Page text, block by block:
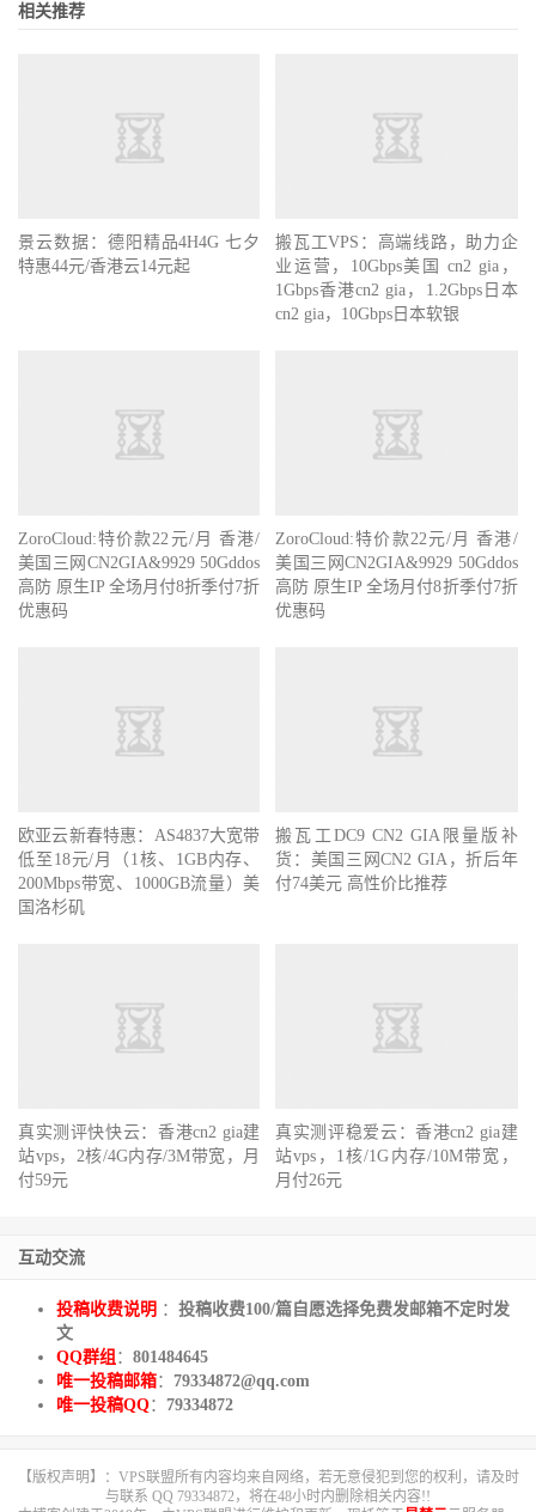
相关推荐
景云数据：德阳精品4H4G 七夕
特惠44元/香港云14元起
搬瓦工VPS：高端线路，助力企
业运营，10Gbps美国 cn2 gia，
1Gbps香港cn2 gia，1.2Gbps日本
cn2 gia，10Gbps日本软银
ZoroCloud:特价款22元/月 香港/
美国三网CN2GIA&9929 50Gddos
高防 原生IP 全场月付8折季付7折
优惠码
ZoroCloud:特价款22元/月 香港/
美国三网CN2GIA&9929 50Gddos
高防 原生IP 全场月付8折季付7折
优惠码
欧亚云新春特惠：AS4837大宽带
低至18元/月（1核、1GB内存、
200Mbps带宽、1000GB流量）美
国洛杉矶
搬瓦工DC9 CN2 GIA限量版补
货：美国三网CN2 GIA，折后年
付74美元 高性价比推荐
真实测评快快云：香港cn2 gia建
站vps，2核/4G内存/3M带宽，月
付59元
真实测评稳爱云：香港cn2 gia建
站vps，1核/1G内存/10M带宽，
月付26元
互动交流
投稿收费说明 ： 投稿收费100/篇自愿选择免费发邮箱不定时发
文
QQ群组 ： 801484645
唯一投稿邮箱： 79334872@qq.com
唯一投稿QQ： 79334872
【版权声明】：VPS联盟所有内容均来自网络，若无意侵犯到您的权利，请及时
与联系 QQ 79334872，将在48小时内删除相关内容!!